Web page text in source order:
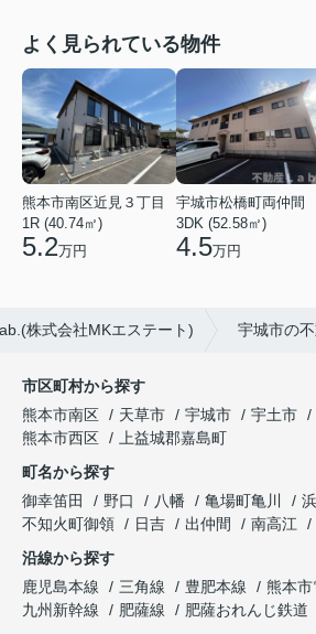
よく見られている物件
熊本市南区近見３丁目
1R (40.74㎡)
5.2万円
宇城市松橋町両仲間
3DK (52.58㎡)
4.5万円
株式会社MKエステート) 宇城市の
市区町村から探す
熊本市南区
天草市 宇城市 宇土市
熊本市西区
上益城郡嘉島町
町名から探す
御幸笛田
野口 八幡 亀場町亀川
不知火町御領
日吉 出仲間 南高江
沿線から探す
鹿児島本線
三角線 豊肥本線
熊本
九州新幹線
肥薩線
肥薩おれんじ鉄道